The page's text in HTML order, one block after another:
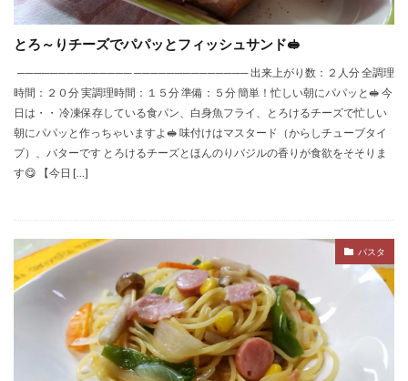
とろ～りチーズでパパッとフィッシュサンド🥪
────────────── ────────────── 出来上がり数：２人分 全調理
時間：２０分 実調理時間：１５分 準備：５分 簡単！忙しい朝にパパッと🥪 今
日は・・ 冷凍保存している食パン、白身魚フライ、とろけるチーズで忙しい
朝にパパッと作っちゃいますよ🥪 味付けはマスタード（からしチューブタイ
プ）、バターです とろけるチーズとほんのりバジルの香りが食欲をそそりま
す😋 【今日 […]
パスタ